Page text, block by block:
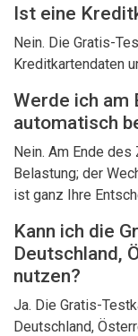
Ist eine
Nein. Die Gratis-
Kreditkartendaten
Werde ich am
automatisch
Nein. Am Ende
Belastung; der
ist ganz Ihre
Kann ich die
Deutschland,
nutzen?
Ja. Die Gratis-
Deutschland,